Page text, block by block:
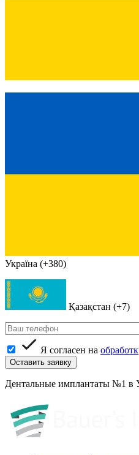
Україна (+380)
Қазақстан (+7)
Я согласен на
Дентальные имплантаты №1 в